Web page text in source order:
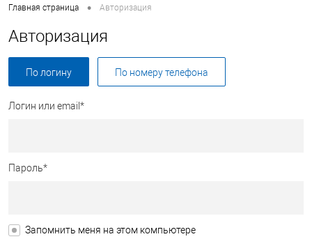
Главная страница • Авторизация
Авторизация
По логину По номеру телефона
Логин или email*
Пароль*
Запомнить меня на этом компьютере